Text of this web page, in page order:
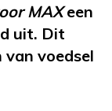
MAXeen
uit. Dit
voedsel